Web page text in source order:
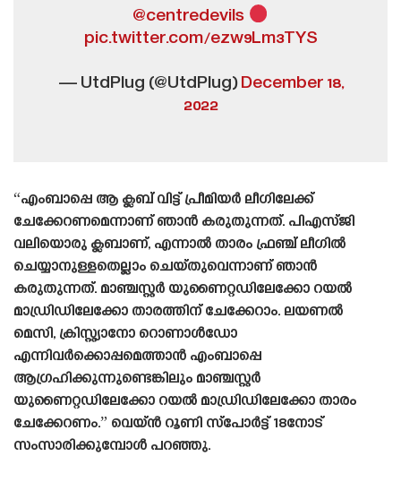
@centredevils
pic.twitter.com/ezw9Lm3TYS
— UtdPlug (@UtdPlug)December 18,
2022
“എംബാപ്പെ ആ ക്ലബ് വിട്ട് പ്രീമിയർ ലീഗിലേക്ക്
ചേക്കേറണമെന്നാണ് ഞാൻ കരുതുന്നത്. പിഎസ്‌ജി
വലിയൊരു ക്ലബാണ്, എന്നാൽ താരം ഫ്രഞ്ച് ലീഗിൽ
ചെയ്യാനുള്ളതെല്ലാം ചെയ്‌തുവെന്നാണ് ഞാൻ
കരുതുന്നത്. മാഞ്ചസ്റ്റർ യുണൈറ്റഡിലേക്കോ റയൽ
മാഡ്രിഡിലേക്കോ താരത്തിന് ചേക്കേറാം. ലയണൽ
മെസി, ക്രിസ്റ്റ്യാനോ റൊണാൾഡോ
എന്നിവർക്കൊപ്പമെത്താൻ എംബാപ്പെ
ആഗ്രഹിക്കുന്നുണ്ടെങ്കിലും മാഞ്ചസ്റ്റർ
യുണൈറ്റഡിലേക്കോ റയൽ മാഡ്രിഡിലേക്കോ താരം
ചേക്കേറണം.” വെയ്ൻ റൂണി സ്പോർട്ട് 18നോട്
സംസാരിക്കുമ്പോൾ പറഞ്ഞു.